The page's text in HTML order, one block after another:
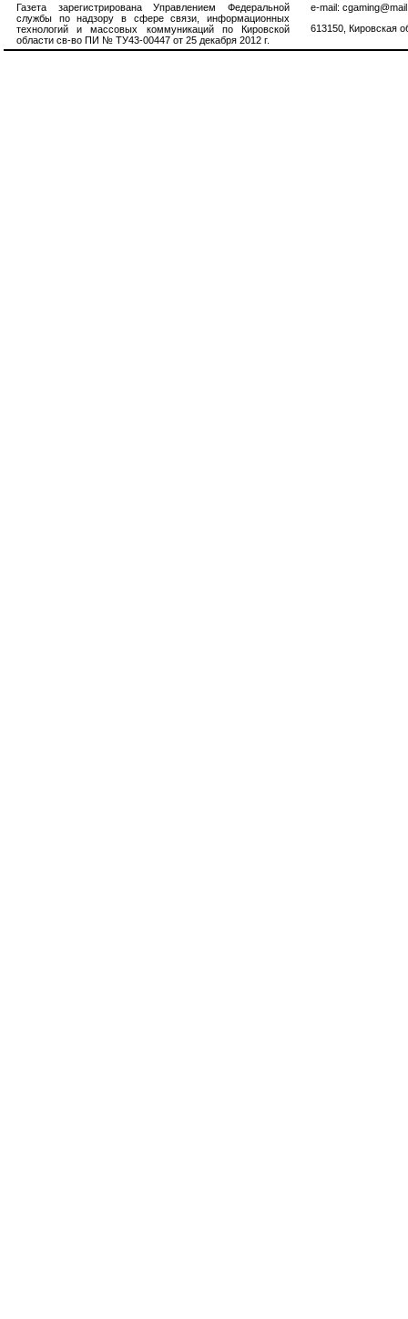
Газета зарегистрирована Управлением Федеральной
службы по надзору в сфере связи, информационных
технологий и массовых коммуникаций по Кировской
области св-во ПИ № ТУ43-00447 от 25 декабря 2012 г.
e-mail:
613150, Кировская